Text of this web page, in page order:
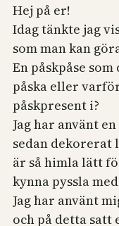
Hej på er!
Idag tänkte jag
som man kan
En påskpåse
påska eller
påskpresent i?
Jag har använt
sedan dekorerat
är så himla lätt
kynna pyssla
Jag har använt
och på detta